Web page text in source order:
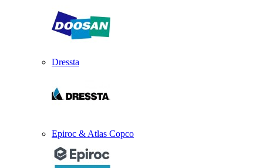
Dressta
Epiroc & Atlas Copco